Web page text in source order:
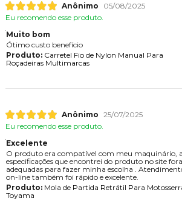
Anônimo
05/08/2025
Eu recomendo esse produto.
Muito bom
Ótimo custo benefício
Produto:Carretel Fio de Nylon Manual Para
Roçadeiras Multimarcas
Anônimo 25/07/2025
Eu recomendo esse produto.
Excelente
O produto era compatível com meu maquinário,
especificações que encontrei do produto no site
adequadas para fazer minha escolha .
on-line também foi rápido e excelente.
Produto:Mola de Partida Retrátil Para
Toyama